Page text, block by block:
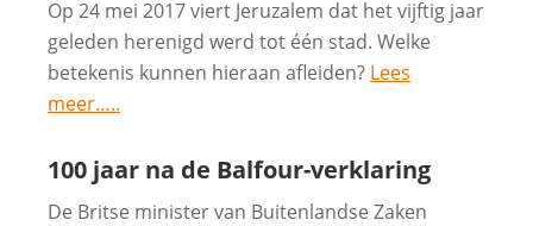
Op 24 mei 2017 viert Jeruzalem dat het vijftig jaar
geleden herenigd werd tot één stad. Welke
betekenis kunnen hieraan afleiden? Lees
meer…..
100 jaar na de Balfour-verklaring
De Britse minister van Buitenlandse Zaken